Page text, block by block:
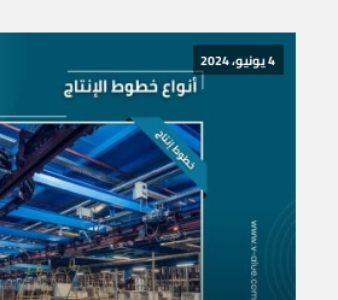
4 يونيو، 2024